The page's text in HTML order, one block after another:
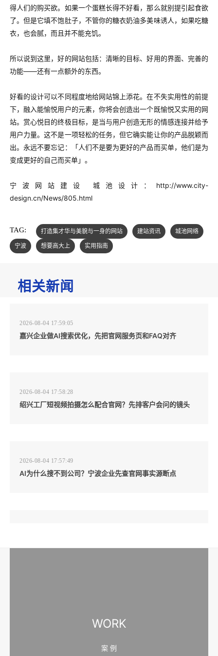
得人们的购买欲。如果一个蛋糕长得不好看，那么就别提引起食欲
了。但是它填不饱肚子，不管你的糖衣奶油多美味诱人，如果吃糖
衣，也会腻，而且并不能充饥。
所以说到这里，好的网站包括：清晰的目标、好用的界面、完善的
功能——还有一点额外的东西。
好看的设计可以不同程度地给网站锦上添花。在不失实用性的前提
下，融入能愉悦用户的元素，你将会创造出一个既愉悦又实用的网
站。赏心悦目的终极目标，是当与用户创造无形的情感连接并给予
用户力量。这不是一项轻松的任务，但它确实能让你的产品脱颖而
出。永远不要忘记：「人们不是要为更好的产品而买单，他们是为
变成更好的自己而买单」。
宁波网站建设 城池设计：http://www.city-
design.cn/News/805.html
TAG: 打造集才华与美貌与一身的网站 建站资讯
城池网络
宁波
想要高大上 实用指南
相关新闻
2026-08-04 17:59:05
嘉兴企业做AI搜索优化，先把官网服务页和FAQ对齐
2026-08-04 17:58:28
绍兴工厂短视频拍摄怎么配合官网？先排客户会问的镜头
2026-08-04 17:57:49
AI为什么搜不到公司？宁波企业先查官网事实源断点
WORK
案 例